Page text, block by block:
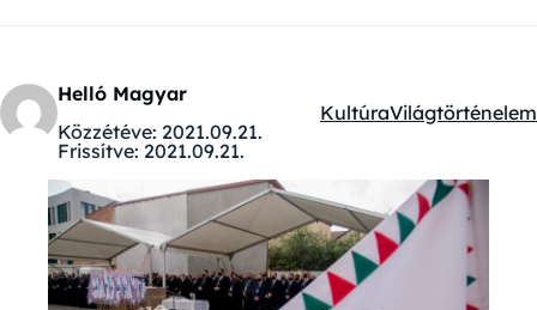
Helló Magyar
Közzétéve: 2021.09.21.
Frissítve: 2021.09.21.
Kategóriák:
KultúraVilágtörténelem